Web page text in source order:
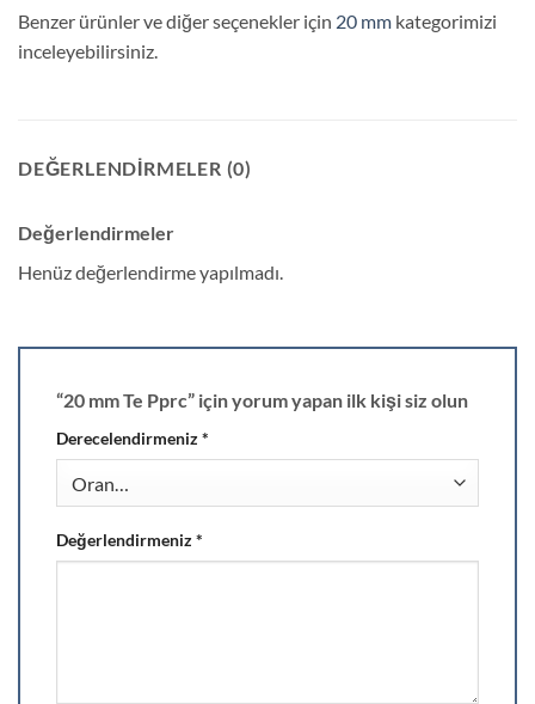
Benzer ürünler ve diğer seçenekler için 20 mm kategorimizi
inceleyebilirsiniz.
DEĞERLENDIRMELER (0)
Değerlendirmeler
Henüz değerlendirme yapılmadı.
“20 mm Te Pprc” için yorum yapan ilk kişi siz olun
Derecelendirmeniz*
Değerlendirmeniz*